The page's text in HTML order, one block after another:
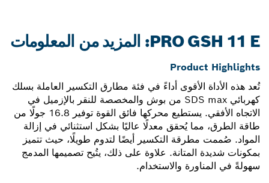
PRO GSH 11 E: المزيد من المعلومات
Product Highlights
تُعد هذه الأداة الأقوى أداءً في فئة مطارق التكسير العاملة بسلك
كهربائي SDS max من بوش والمخصصة للنقر بالإزميل في
الاتجاه الأفقي. يستطيع محركها فائق القوة توفير 16.8 جولًا من
طاقة الطرق، مما يُحقق معدلًا عاليًا بشكل استثنائي في إزالة
المواد. صُممت مطرقة التكسير أيضًا لتدوم طويلًا، حيث تتميز
بمكونات شديدة المتانة. علاوة على ذلك، يتُيح تصميمها المدمج
سهولةً في المناورة والاستخدام.